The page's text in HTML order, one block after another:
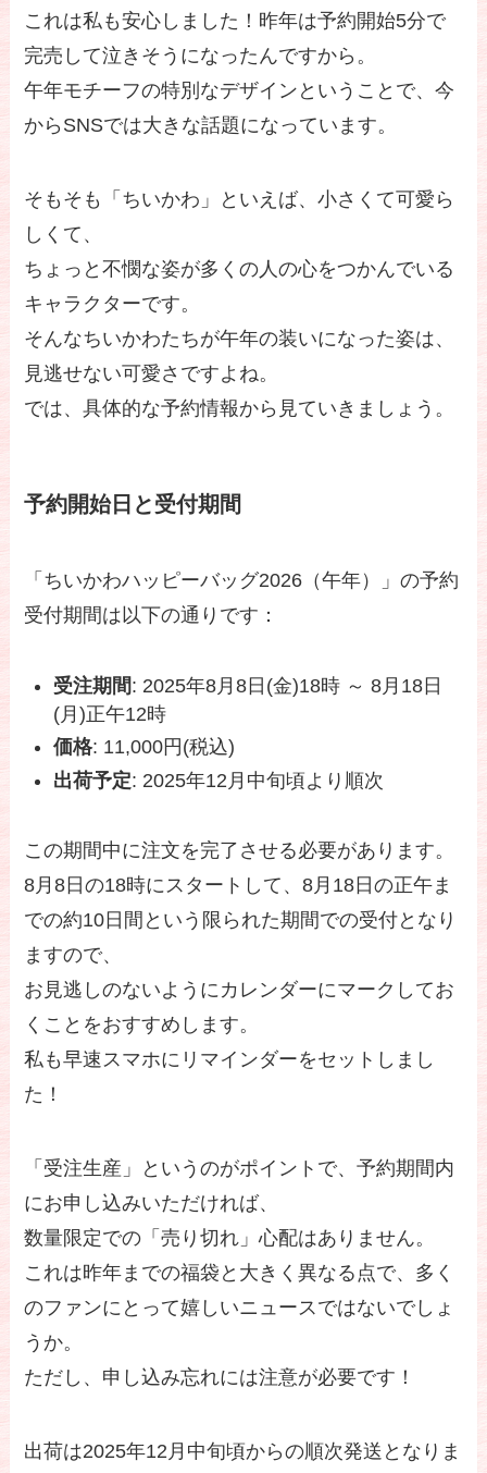
これは私も安心しました！昨年は予約開始5分で
完売して泣きそうになったんですから。
午年モチーフの特別なデザインということで、今
からSNSでは大きな話題になっています。
そもそも「ちいかわ」といえば、小さくて可愛ら
しくて、
ちょっと不憫な姿が多くの人の心をつかんでいる
キャラクターです。
そんなちいかわたちが午年の装いになった姿は、
見逃せない可愛さですよね。
では、具体的な予約情報から見ていきましょう。
予約開始日と受付期間
「ちいかわハッピーバッグ2026（午年）」の予約
受付期間は以下の通りです：
受注期間: 2025年8月8日(金)18時 ～ 8月18日
(月)正午12時
価格: 11,000円(税込)
出荷予定: 2025年12月中旬頃より順次
この期間中に注文を完了させる必要があります。
8月8日の18時にスタートして、8月18日の正午ま
での約10日間という限られた期間での受付となり
ますので、
お見逃しのないようにカレンダーにマークしてお
くことをおすすめします。
私も早速スマホにリマインダーをセットしまし
た！
「受注生産」というのがポイントで、予約期間内
にお申し込みいただければ、
数量限定での「売り切れ」心配はありません。
これは昨年までの福袋と大きく異なる点で、多く
のファンにとって嬉しいニュースではないでしょ
うか。
ただし、申し込み忘れには注意が必要です！
出荷は2025年12月中旬頃からの順次発送となりま